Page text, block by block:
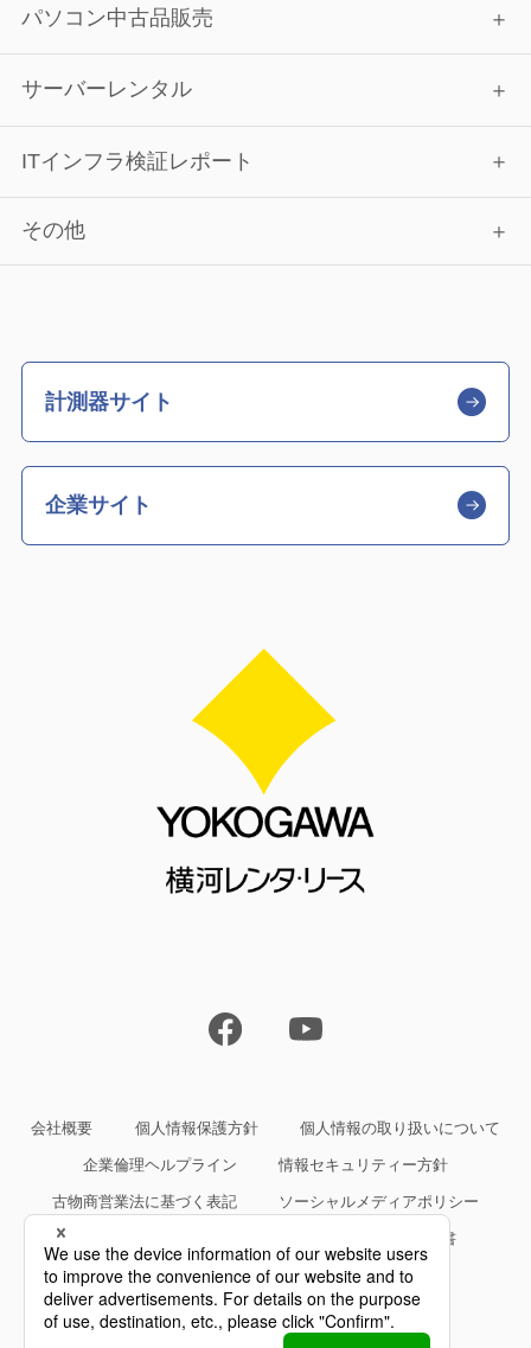
パソコン中古品販売
サーバーレンタル
ITインフラ検証レポート
その他
計測器サイト
企業サイト
会社概要 個人情報保護方針 個人情報の取り扱いについて
企業倫理ヘルプライン 情報セキュリティー方針
古物商営業法に基づく表記 ソーシャルメディアポリシー
約款・規約等、サービス仕様書